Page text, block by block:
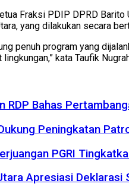
Fraksi PDIP DPRD
yang dilakukan secara
penuh program yang
kata Taufik
RDP Bahas
Peningkatan
PGRI
Apresiasi